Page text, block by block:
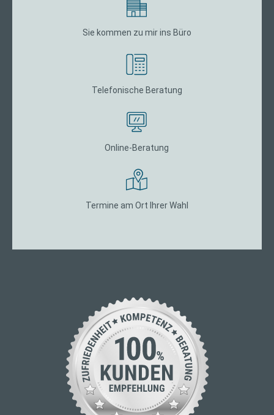
Sie kommen zu mir ins Büro
Telefonische Beratung
Online-Beratung
Termine am Ort Ihrer Wahl